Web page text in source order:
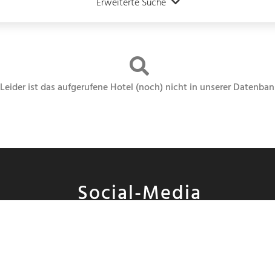
Leider ist das aufgerufene Hotel (noch) nicht in unserer
Social-Media